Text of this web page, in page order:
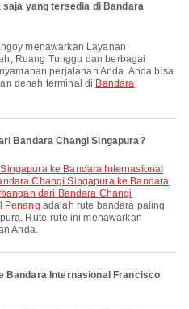
yang tersedia di Bandara
Ruang Tunggu dan berbagai
perjalanan Anda. Anda bisa
denah terminal di Bandara
Bandara Changi Singapura?
Changi Singapura ke Bandara
dari Bandara Changi
Penang adalah rute bandara paling
Rute-rute ini menawarkan
Anda.
Bandara Internasional Francisco